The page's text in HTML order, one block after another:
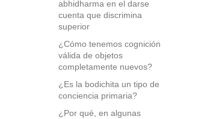
abhidharma en el darse
cuenta que discrimina
superior
¿Cómo tenemos cognición
válida de objetos
completamente nuevos?
¿Es la bodichita un tipo de
conciencia primaria?
¿Por qué, en algunas